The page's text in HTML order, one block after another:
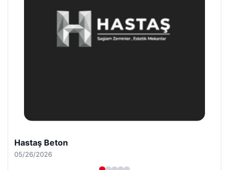
Hastaş Beton
05/26/2026